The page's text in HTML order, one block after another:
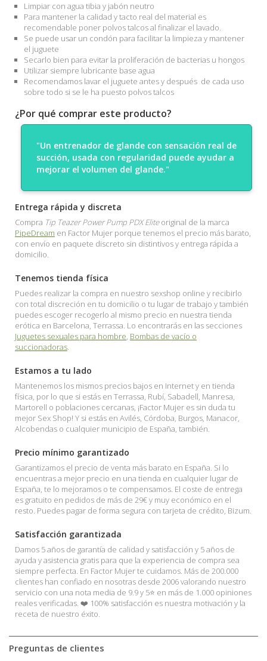
Limpiar con agua tibia y jabón neutro
Para mantener la calidad y tacto real del material es
recomendable poner polvos talcos al finalizar el lavado.
Se puede usar un condón para facilitar la limpieza y mantener
el juguete
Secarlo bien para evitar la proliferación de bacterias u hongos
Utilizar siempre lubricante base agua
Recomendamos lavar el juguete antes y después de cada uso
sobre todo si se le ha puesto polvos talcos
¿Por qué comprar este producto?
"Un entrenador de glande con sensación real de
succión, usada con regularidad puede ayudar a
mejorar el volumen del glande."
Entrega rápida y discreta
Compra Tip Teazer Power Pump PDX Eliteoriginal de la marca
PipeDream en Factor Mujer porque tenemos el precio más barato,
con envío en paquete discreto sin distintivos y entrega rápida a
domicilio.
Tenemos tienda física
Puedes realizar la compra en nuestro sexshop online y recibirlo
con total discreción en tu domicilio o tu lugar de trabajo y también
puedes escoger recogerlo al mismo precio en nuestra tienda
erótica en Barcelona, Terrassa. Lo encontrarás en las secciones
Juguetes sexuales para hombre, Bombas de vacío o
succionadoras.
Estamos a tu lado
Mantenemos los mismos precios bajos en Internet y en tienda
física, por lo que si estás en Terrassa, Rubí, Sabadell, Manresa,
Martorell o poblaciones cercanas, ¡Factor Mujer es sin duda tu
mejor Sex Shop! Y si estás en Avilés, Córdoba, Burgos, Manacor,
Alcobendas o cualquier municipio de España, también.
Precio mínimo garantizado
Garantizamos el precio de venta más barato en España. Si lo
encuentras a mejor precio en una tienda en cualquier lugar de
España, te lo mejoramos o te compensamos. El coste de entrega
es gratuito en pedidos de más de 29€ y muy económico en el
resto. Puedes pagar de forma segura con tarjeta de crédito, Bizum.
Satisfacción garantizada
Damos 5 años de garantía de calidad y satisfacción y 5 años de
ayuda y asistencia gratis para que la experiencia de compra sea
siempre perfecta. En Factor Mujer te cuidamos. Más de 200.000
clientes han confiado en nosotras desde 2006 valorando nuestro
servicio con una nota media de 9.9 y 5⭐ en más de 1.000 opiniones
reales verificadas. ❤️ 100% satisfacción es nuestra motivación y la
receta de nuestro éxito.
Preguntas de clientes